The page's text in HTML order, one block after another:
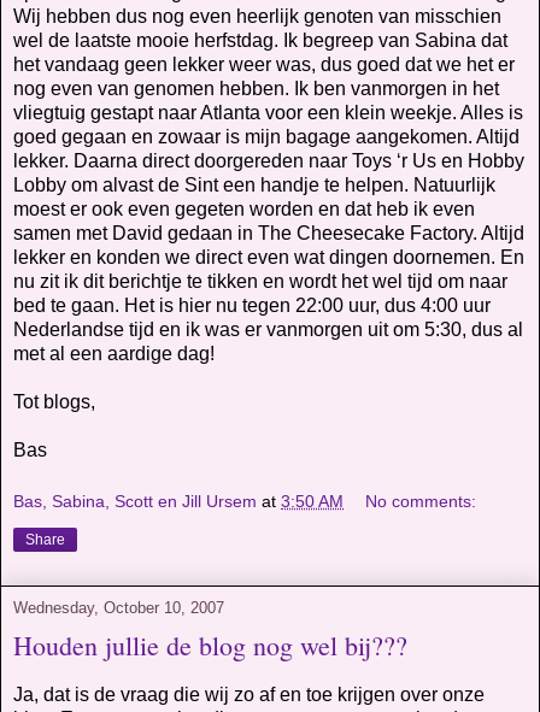
Wij hebben dus nog even heerlijk genoten van misschien
wel de laatste mooie herfstdag. Ik begreep van Sabina dat
het vandaag geen lekker weer was, dus goed dat we het er
nog even van genomen hebben. Ik ben vanmorgen in het
vliegtuig gestapt naar Atlanta voor een klein weekje. Alles is
goed gegaan en zowaar is mijn bagage aangekomen. Altijd
lekker. Daarna direct doorgereden naar Toys ‘r Us en Hobby
Lobby om alvast de Sint een handje te helpen. Natuurlijk
moest er ook even gegeten worden en dat heb ik even
samen met David gedaan in The Cheesecake Factory. Altijd
lekker en konden we direct even wat dingen doornemen. En
nu zit ik dit berichtje te tikken en wordt het wel tijd om naar
bed te gaan. Het is hier nu tegen 22:00 uur, dus 4:00 uur
Nederlandse tijd en ik was er vanmorgen uit om 5:30, dus al
met al een aardige dag!
Tot blogs,
Bas
Bas, Sabina, Scott en Jill Ursem at 3:50 AM No comments:
Share
Wednesday, October 10, 2007
Houden jullie de blog nog wel bij???
Ja, dat is de vraag die wij zo af en toe krijgen over onze